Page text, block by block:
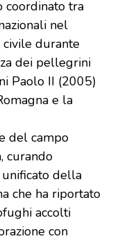
coordinato tra
nel
civile durante
dei pellegrini
Paolo II (2005)
e la
del campo
curando
della
che ha riportato
accolti
con